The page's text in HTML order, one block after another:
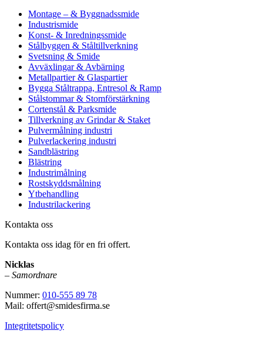
Montage – & Byggnadssmide
Industrismide
Konst- & Inredningssmide
Stålbyggen & Ståltillverkning
Svetsning & Smide
Avväxlingar & Avbärning
Metallpartier & Glaspartier
Bygga Ståltrappa, Entresol & Ramp
Stålstommar & Stomförstärkning
Cortenstål & Parksmide
Tillverkning av Grindar & Staket
Pulvermålning industri
Pulverlackering industri
Sandblästring
Blästring
Industrimålning
Rostskyddsmålning
Ytbehandling
Industrilackering
Kontakta oss
Kontakta oss idag för en fri offert.
Nicklas
– Samordnare
Nummer: 010-555 89 78
Mail: offert@smidesfirma.se
Integritetspolicy